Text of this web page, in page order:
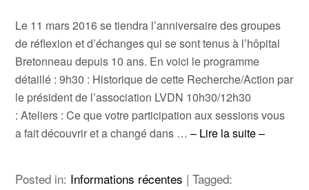
Le 11 mars 2016 se tiendra l’anniversaire des groupes
de réflexion et d’échanges qui se sont tenus à l’hôpital
Bretonneau depuis 10 ans. En voici le programme
détaillé : 9h30 : Historique de cette Recherche/Action par
le président de l’association LVDN 10h30/12h30
: Ateliers : Ce que votre participation aux sessions vous
a fait découvrir et a changé dans …– Lire la suite –
Posted in: Informations récentes |Tagged: